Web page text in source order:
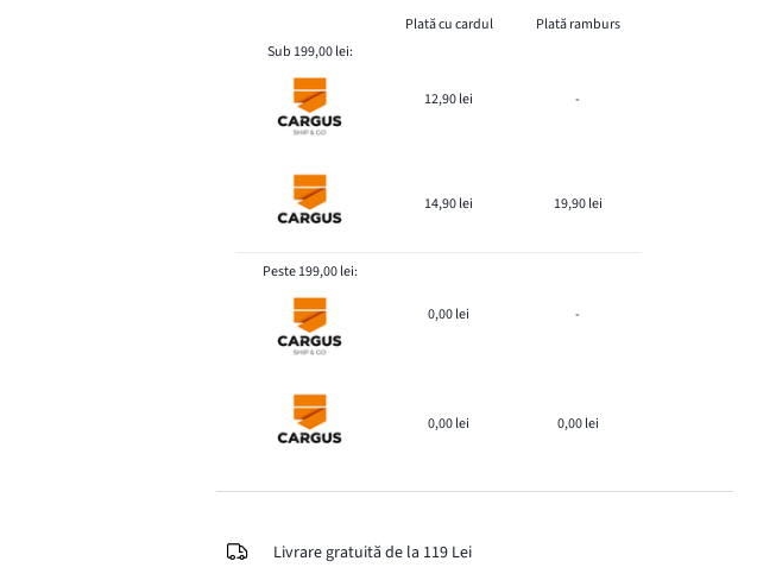
Plată cu cardul
Plată ramburs
Sub 199,00 lei:
12,90 lei -
14,90 lei 19,90 lei
Peste 199,00 lei:
0,00 lei -
0,00 lei 0,00 lei
Livrare gratuită de la 119 Lei